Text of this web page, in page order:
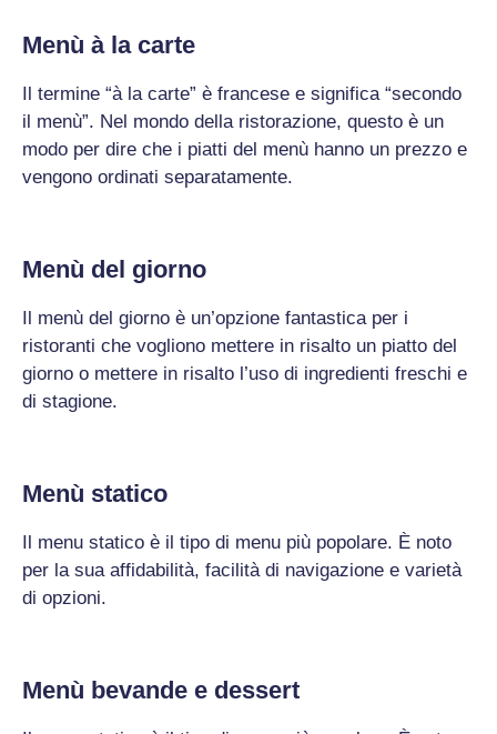
Menù à la carte
Il termine “à la carte” è francese e significa “secondo
il menù”. Nel mondo della ristorazione, questo è un
modo per dire che i piatti del menù hanno un prezzo e
vengono ordinati separatamente.
Menù del giorno
Il menù del giorno è un’opzione fantastica per i
ristoranti che vogliono mettere in risalto un piatto del
giorno o mettere in risalto l’uso di ingredienti freschi e
di stagione.
Menù statico
Il menu statico è il tipo di menu più popolare. È noto
per la sua affidabilità, facilità di navigazione e varietà
di opzioni.
Menù bevande e dessert